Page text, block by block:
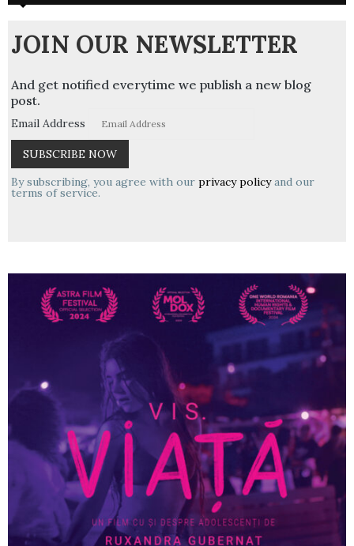
JOIN OUR NEWSLETTER
And get notified everytime we publish a new blog
post.
Email Address
By subscribing, you agree with our privacy policyand our
terms of service.